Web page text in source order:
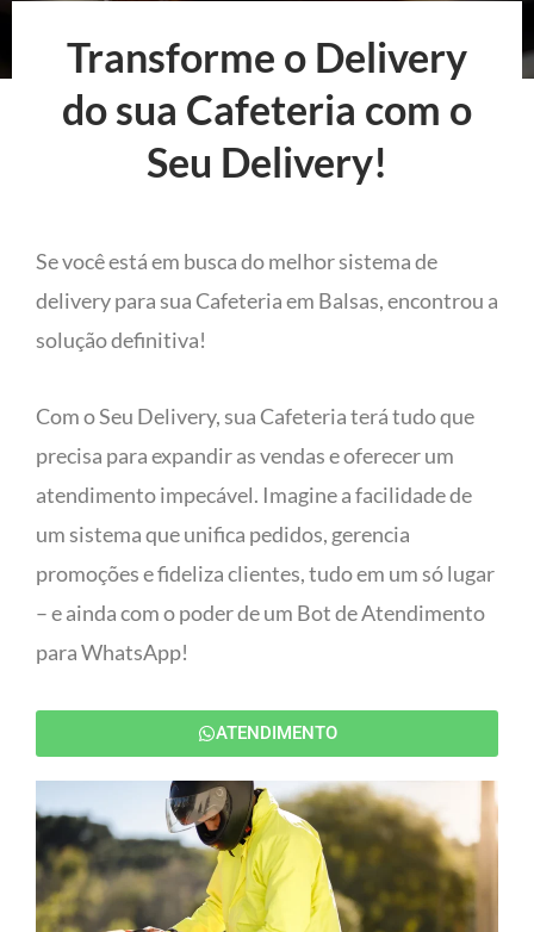
Transforme o Delivery
do sua Cafeteria com o
Seu Delivery!
Se você está em busca do melhor sistema de
delivery para sua Cafeteria em Balsas, encontrou a
solução definitiva!
Com o Seu Delivery, sua Cafeteria terá tudo que
precisa para expandir as vendas e oferecer um
atendimento impecável. Imagine a facilidade de
um sistema que unifica pedidos, gerencia
promoções e fideliza clientes, tudo em um só lugar
– e ainda com o poder de um Bot de Atendimento
para WhatsApp!
ATENDIMENTO